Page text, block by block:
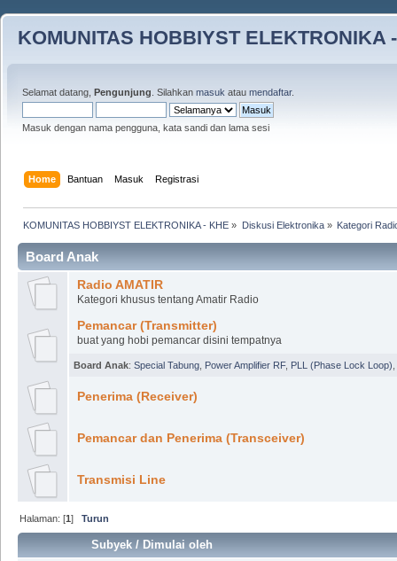
KOMUNITAS HOBBIYST ELEKTRONIKA
Selamat datang, Pengunjung . Silahkan masuk atau mendaftar.
Masuk dengan nama pengguna, kata sandi dan lama sesi
Home Bantuan Masuk Registrasi
KOMUNITAS HOBBIYST ELEKTRONIKA - KHE » Diskusi Elektronika» Kategori
Board Anak
Radio AMATIR
Kategori khusus tentang Amatir Radio
Pemancar (Transmitter)
buat yang hobi pemancar disini tempatnya
Board Anak: Special Tabung Power Amplifier RF, PLL (Phase Lock Loop)
Penerima (Receiver)
Pemancar dan Penerima (Transceiver)
Transmisi Line
Halaman: [1]Turun
Subyek/ Dimulai oleh